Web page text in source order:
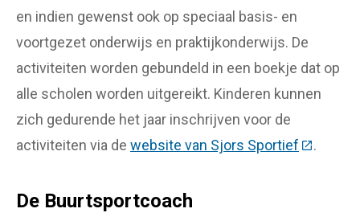
en indien gewenst ook op speciaal basis- en
voortgezet onderwijs en praktijkonderwijs. De
activiteiten worden gebundeld in een boekje dat op
alle scholen worden uitgereikt. Kinderen kunnen
zich gedurende het jaar inschrijven voor de
activiteiten via de website van Sjors Sportief (Deze
.
De Buurtsportcoach